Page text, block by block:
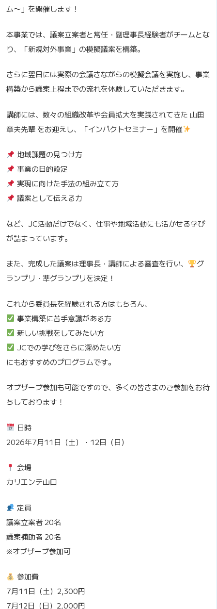
ム〜」を開催します！
本事業では、議案立案者と常任・副理事長経験者がチームとな
り、「新規対外事業」の模擬議案を構築。
さらに翌日には実際の会議さながらの模擬会議を実施し、事業
構築から議案上程までの流れを体験していただきます。
講師には、数々の組織改革や会員拡大を実践されてきた 山田
章夫先輩 をお迎えし、「インパクトセミナー」を開催
地域課題の見つけ方
事業の目的設定
実現に向けた手法の組み立て方
議案として伝える力
など、JC活動だけでなく、仕事や地域活動にも活かせる学び
が詰まっています。
また、完成した議案は理事長・講師による審査を行い、
グ
ランプリ・準グランプリを決定！
これから委員長を経験される方はもちろん、
事業構築に苦手意識がある方
新しい挑戦をしてみたい方
JCでの学びをさらに深めたい方
にもおすすめのプログラムです。
オブザーブ参加も可能ですので、多くの皆さまのご参加をお待
ちしております！
日時
2026年7月11日（土）・12日（日）
会場
カリエンテ山口
定員
議案立案者 20名
議案補助者 20名
※オブザーブ参加可
参加費
7月11日（土）2,300円
7月12日（日）2,000円